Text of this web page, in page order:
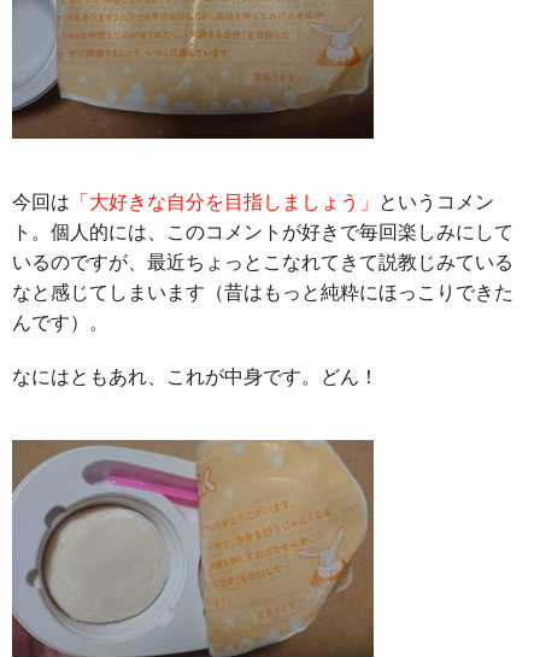
今回は 「大好きな自分を目指しましょう」
というコメン
ト。個人的には、このコメントが好きで毎回楽しみにして
いるのですが、最近ちょっとこなれてきて説教じみている
なと感じてしまいます（昔はもっと純粋にほっこりできた
んです）。
なにはともあれ、これが中身です。どん！